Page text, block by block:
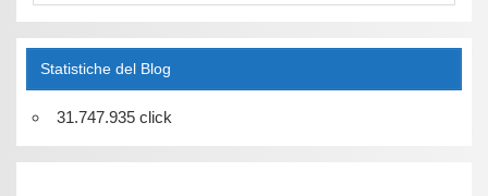
Statistiche del Blog
31.747.935 click